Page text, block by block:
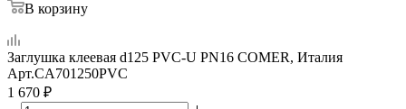
В корзину
Заглушка клеевая d125 PVC-U PN16 COMER, Италия
Арт.CA701250PVC
1 670 ₽